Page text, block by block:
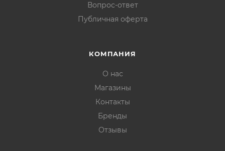
Вопрос-ответ
Публичная оферта
КОМПАНИЯ
О нас
Магазины
Контакты
Бренды
Отзывы